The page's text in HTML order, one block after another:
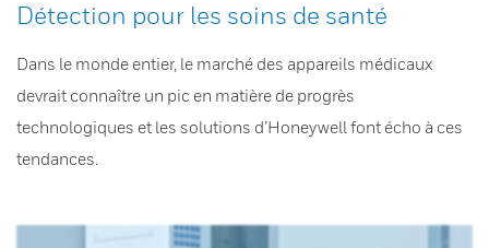
Détection pour les soins de santé
Dans le monde entier, le marché des appareils médicaux
devrait connaître un pic en matière de progrès
technologiques et les solutions d’Honeywell font écho à ces
tendances.